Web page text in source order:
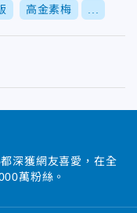
高金素梅
深獲網友喜愛，在全
萬粉絲。